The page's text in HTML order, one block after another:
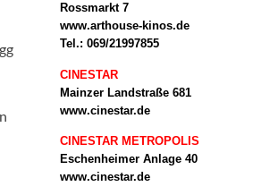
Rossmarkt 7
www.arthouse-kinos.de
Tel.: 069/21997855
CINESTAR
Mainzer Landstraße 681
www.cinestar.de
CINESTAR METROPOLIS
Eschenheimer Anlage 40
www.cinestar.de